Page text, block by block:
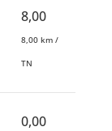
8,00
8,00 km /
TN
0,00